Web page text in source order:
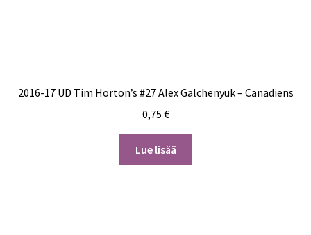
2016-17 UD Tim Horton’s #27 Alex Galchenyuk – Canadiens
0,75 €
Lue lisää